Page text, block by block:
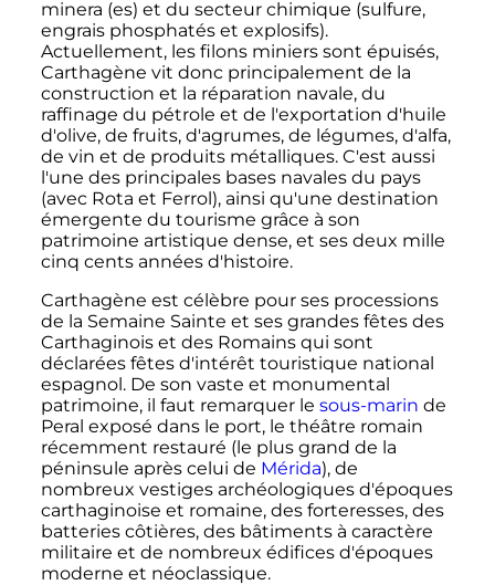
minera (es) et du secteur chimique (sulfure,
engrais phosphatés et explosifs).
Actuellement, les filons miniers sont épuisés,
Carthagène vit donc principalement de la
construction et la réparation navale, du
raffinage du pétrole et de l'exportation d'huile
d'olive, de fruits, d'agrumes, de légumes, d'alfa,
de vin et de produits métalliques. C'est aussi
l'une des principales bases navales du pays
(avec Rota et Ferrol), ainsi qu'une destination
émergente du tourisme grâce à son
patrimoine artistique dense, et ses deux mille
cinq cents années d'histoire.
Carthagène est célèbre pour ses processions
de la Semaine Sainte et ses grandes fêtes des
Carthaginois et des Romains qui sont
déclarées fêtes d'intérêt touristique national
espagnol. De son vaste et monumental
patrimoine, il faut remarquer le sous-marin de
Peral exposé dans le port, le théâtre romain
récemment restauré (le plus grand de la
péninsule après celui de Mérida), de
nombreux vestiges archéologiques d'époques
carthaginoise et romaine, des forteresses, des
batteries côtières, des bâtiments à caractère
militaire et de nombreux édifices d'époques
moderne et néoclassique.